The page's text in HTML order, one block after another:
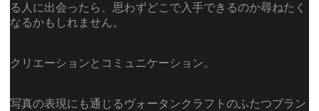
る人に出会ったら、思わずどこで入手できるのか尋ねたく
なるかもしれません。
クリエーションとコミュニケーション。
写真の表現にも通じるヴォータンクラフトのふたつブラン